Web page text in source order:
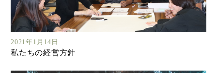
2021年1月14日
私たちの経営方針